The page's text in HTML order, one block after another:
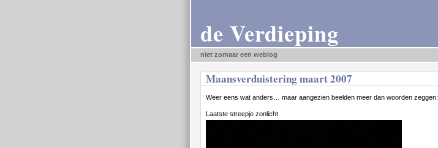
de Verdieping
niet zomaar een weblog
Maansverduistering maart 2007
Weer eens wat anders… maar aangezien beelden meer dan woorden zeggen:
Laatste streepje zonlicht